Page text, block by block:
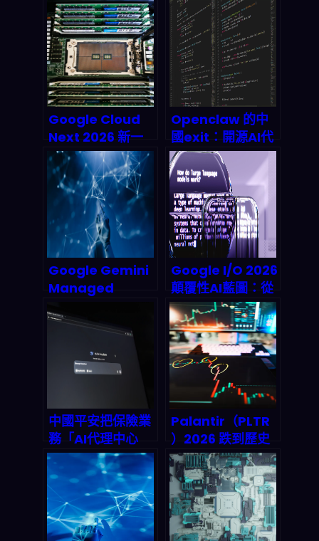
Google Cloud
Next 2026 新一
代 TPU 震撼登
場：2-3 倍算力、
超低延遲，AI 自動
化被動收入的終極
武器
Openclaw 的中
國exit：開源AI代
理如何觸礁數據隱
私新規？
Google Gemini
Managed
解：一次 API 呼叫
就能部署全自動 AI
代理，2026 代理
式經濟正式引爆
Google I/O 2026
顛覆性AI藍圖：從
Gemini
Unlimited到端對
端自動化，下一代
雲端Agentic革命
全解析
中國平安把保險業
務「AI代理中心
化」後，2026年
你該怎麼讀懂這盤
棋？
Palantir（PLTR
）2026 跌到歷史
新低：為什麼「估
值看似不便宜」反
而更像長期資產？